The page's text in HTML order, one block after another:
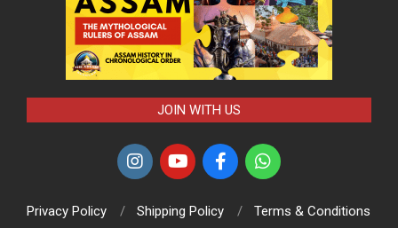
JOIN WITH US
Privacy Policy Shipping Policy
Terms & Conditions